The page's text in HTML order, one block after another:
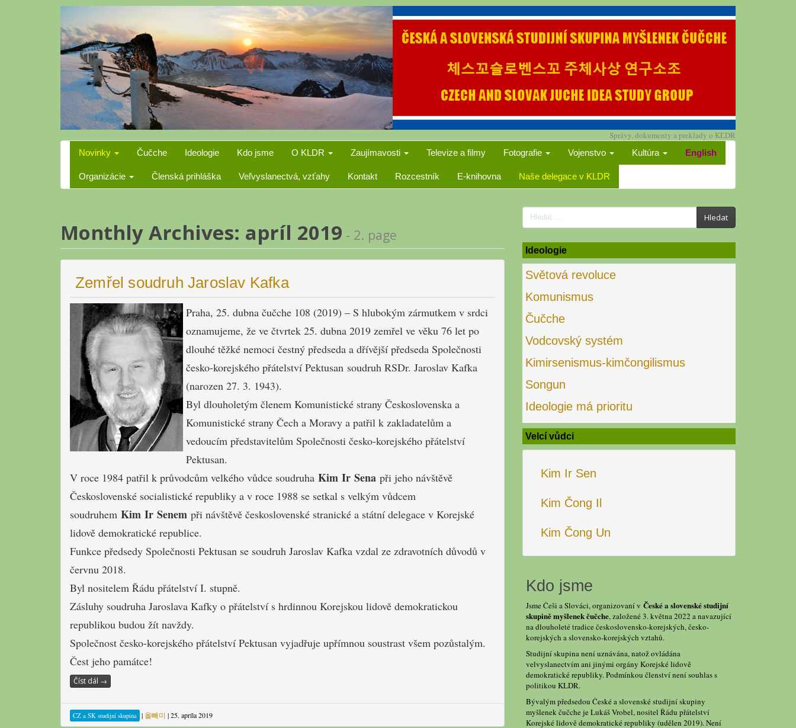
Správy, dokumenty a preklady o KĽDR
Novinky Čučche Ideologie Kdo jsme O KLDR Zaujímavosti Televize a filmy Fotografie Vojenstvo Kultúra English
Organizácie Členská prihláška Veľvyslanectvá, vzťahy Kontakt Rozcestník E-knihovna Naše delegace v KLDR
Monthly Archives: apríl 2019 - 2. page
Zemřel soudruh Jaroslav Kafka
Praha, 25. dubna čučche 108 (2019) – S hlubokým zármutkem v srdci
oznamujeme, že ve čtvrtek 25. dubna 2019 zemřel ve věku 76 let po
dlouhé těžké nemoci čestný předseda a dřívější předseda Společnosti
česko-korejského přátelství Pektusan soudruh RSDr. Jaroslav Kafka
(narozen 27. 3. 1943).
Byl dlouholetým členem Komunistické strany Československa a
Komunistické strany Čech a Moravy a patřil k zakladatelům a
vedoucím představitelům Společnosti česko-korejského přátelství
Pektusan.
V roce 1984 patřil k průvodcům velkého vůdce soudruha Kim Ir Sena při jeho návštěvě
Československé socialistické republiky a v roce 1988 se setkal s velkým vůdcem
soudruhem Kim Ir Senem při návštěvě československé stranické a státní delegace v Korejské
lidově demokratické republice.
Funkce předsedy Společnosti Pektusan se soudruh Jaroslav Kafka vzdal ze zdravotních důvodů v
červnu 2018.
Byl nositelem Řádu přátelství I. stupně.
Zásluhy soudruha Jaroslava Kafky o přátelství s hrdinnou Korejskou lidově demokratickou
republikou budou žít navždy.
Společnost česko-korejského přátelství Pektusan vyjadřuje upřímnou soustrast všem pozůstalým.
Čest jeho památce!
Číst dál →
CZ a SK studijní skupina | 올빼미 |25. apríla 2019
Search
for:
Hledat
Ideologie
Světová revoluce
Komunismus
Čučche
Vodcovský systém
Kimirsenismus-kimčongilismus
Songun
Ideologie má prioritu
Velcí vůdci
Kim Ir Sen
Kim Čong Il
Kim Čong Un
Kdo jsme
Jsme Češi a Slováci, organizovaní v České a slovenské studijní
skupině myšlenek čučche, založené 3. května 2022 a navazující
na dlouholeté tradice československo-korejských, česko-
korejských a slovensko-korejských vztahů.
Studijní skupina není uznávána, natož ovládána
velvyslanectvím ani jinými orgány Korejské lidově
demokratické republiky. Podmínkou členství není souhlas s
politikou KLDR.
Bývalým předsedou České a slovenské studijní skupiny
myšlenek čučche je Lukáš Vrobel, nositel Řádu přátelství
Korejské lidově demokratické republiky (udělen 2019). Není